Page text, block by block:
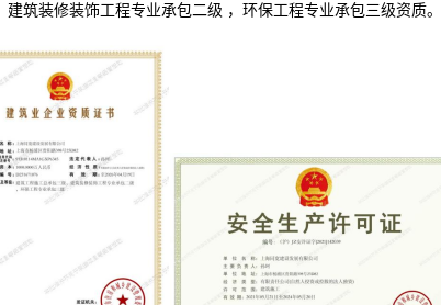
建筑装修装饰工程专业承包二级 ，环保工程专业承包三级资质。